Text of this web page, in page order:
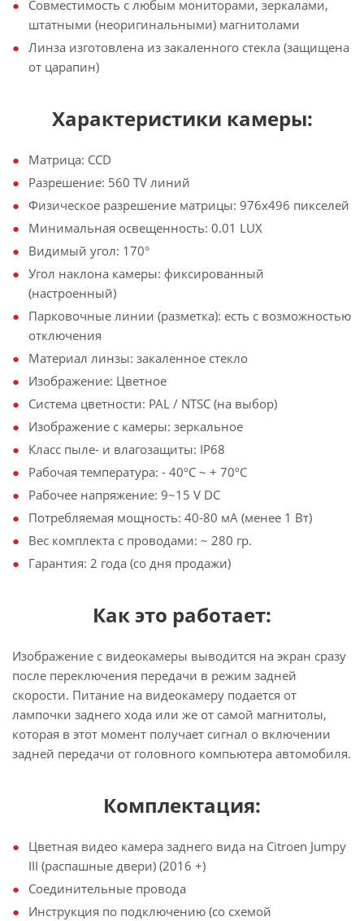
Совместимость с любым мониторами, зеркалами,
штатными (неоригинальными) магнитолами
Линза изготовлена из закаленного стекла (защищена
от царапин)
Характеристики камеры:
Матрица: CCD
Разрешение: 560 TV линий
Физическое разрешение матрицы: 976х496 пикселей
Минимальная освещенность: 0.01 LUX
Видимый угол: 170°
Угол наклона камеры: фиксированный
(настроенный)
Парковочные линии (разметка): есть с возможностью
отключения
Материал линзы: закаленное стекло
Изображение: Цветное
Система цветности: PAL / NTSC (на выбор)
Изображение с камеры: зеркальное
Класс пыле- и влагозащиты: IP68
Рабочая температура: - 40ºС ~ + 70ºС
Рабочее напряжение: 9~15 V DC
Потребляемая мощность: 40-80 мА (менее 1 Вт)
Вес комплекта с проводами: ~ 280 гр.
Гарантия: 2 года (со дня продажи)
Как это работает:
Изображение с видеокамеры выводится на экран сразу
после переключения передачи в режим задней
скорости. Питание на видеокамеру подается от
лампочки заднего хода или же от самой магнитолы,
которая в этот момент получает сигнал о включении
задней передачи от головного компьютера автомобиля.
Комплектация:
Цветная видео камера заднего вида на Citroen Jumpy
III (распашные двери) (2016 +)
Соединительные провода
Инструкция по подключению (со схемой